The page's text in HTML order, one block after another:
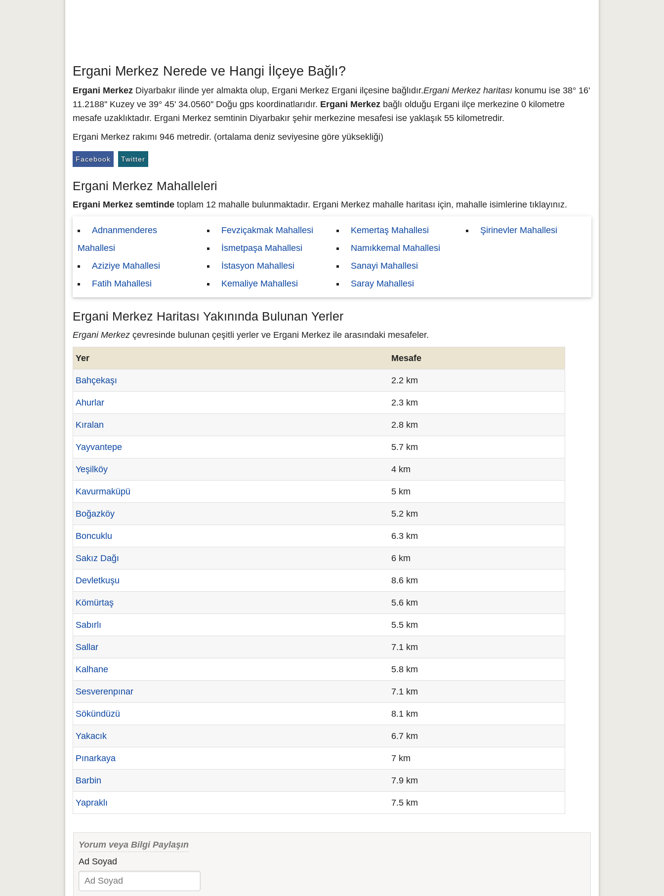
Ergani Merkez Nerede ve Hangi İlçeye Bağlı?
Ergani Merkez Diyarbakır ilinde yer almakta olup, Ergani Merkez Ergani ilçesine bağlıdır.Ergani Merkez haritası konumu ise 38° 16'
11.2188'' Kuzey ve 39° 45' 34.0560'' Doğu gps koordinatlarıdır. Ergani Merkez bağlı olduğu Ergani ilçe merkezine 0 kilometre
mesafe uzaklıktadır. Ergani Merkez semtinin Diyarbakır şehir merkezine mesafesi ise yaklaşık 55 kilometredir.
Ergani Merkez rakımı 946 metredir. (ortalama deniz seviyesine göre yüksekliği)
Facebook Twitter
Ergani Merkez Mahalleleri
Ergani Merkez semtinde toplam 12 mahalle bulunmaktadır. Ergani Merkez mahalle haritası için, mahalle isimlerine tıklayınız.
Adnanmenderes
Mahallesi
Aziziye Mahallesi
Fatih Mahallesi
Fevziçakmak Mahallesi
İsmetpaşa Mahallesi
İstasyon Mahallesi
Kemaliye Mahallesi
Kemertaş Mahallesi
Namıkkemal Mahallesi
Sanayi Mahallesi
Saray Mahallesi
Şirinevler Mahallesi
Ergani Merkez Haritası Yakınında Bulunan Yerler
Ergani Merkez çevresinde bulunan çeşitli yerler ve Ergani Merkez ile arasındaki mesafeler.
Yer Mesafe
Bahçekaşı 2.2 km
Ahurlar 2.3 km
Kıralan 2.8 km
Yayvantepe 5.7 km
Yeşilköy 4 km
Kavurmaküpü 5 km
Boğazköy 5.2 km
Boncuklu 6.3 km
Sakız Dağı 6 km
Devletkuşu 8.6 km
Kömürtaş 5.6 km
Sabırlı 5.5 km
Sallar 7.1 km
Kalhane 5.8 km
Sesverenpınar 7.1 km
Sökündüzü 8.1 km
Yakacık 6.7 km
Pınarkaya 7 km
Barbin 7.9 km
Yapraklı 7.5 km
Yorum veya Bilgi Paylaşın
Ad Soyad